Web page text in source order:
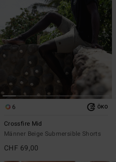
6 ÖKO
Crossfire Mid
Männer Beige Submersible Shorts
CHF 69,00